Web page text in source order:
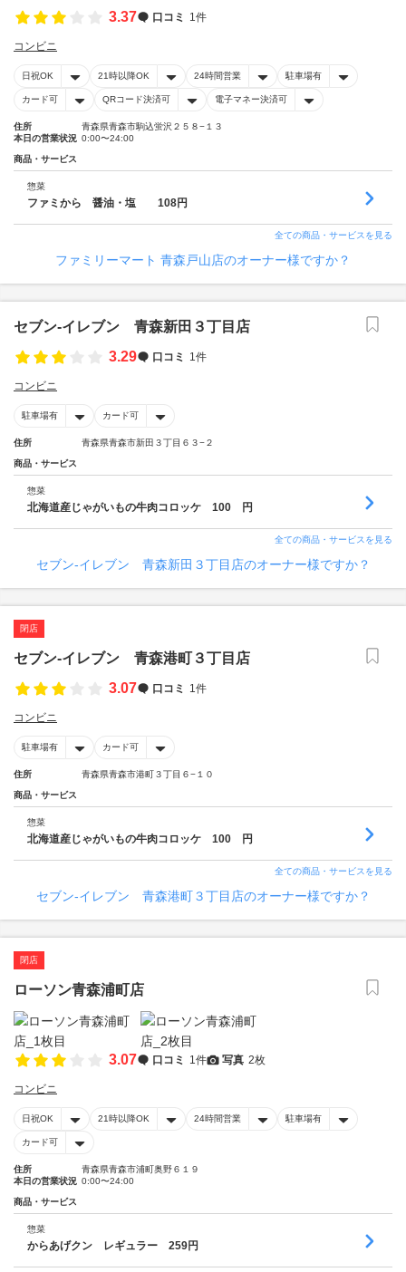
3.37 口コミ 1件
コンビニ
日祝OK 21時以降OK 24時間営業 駐車場有
カード可 QRコード決済可 電子マネー決済可
住所
青森県青森市駒込蛍沢２５８−１３
本日の営業状況 0:00〜24:00
商品・サービス
惣菜
ファミから 醤油・塩 108円
全ての商品・サービスを見る
ファミリーマート 青森戸山店のオーナー様ですか？
セブン‐イレブン 青森新田３丁目店
3.29
口コミ 1件
コンビニ
駐車場有 カード可
住所 青森県青森市新田３丁目６３−２
商品・サービス
惣菜
北海道産じゃがいもの牛肉コロッケ 100 円
全ての商品・サービスを見る
セブン‐イレブン 青森新田３丁目店のオーナー様ですか？
閉店
セブン‐イレブン 青森港町３丁目店
3.07
口コミ 1件
コンビニ
駐車場有 カード可
住所 青森県青森市港町３丁目６−１０
商品・サービス
惣菜
北海道産じゃがいもの牛肉コロッケ 100 円
全ての商品・サービスを見る
セブン‐イレブン 青森港町３丁目店のオーナー様ですか？
閉店
ローソン青森浦町店
3.07 口コミ 1件 写真 2枚
コンビニ
日祝OK 21時以降OK 24時間営業 駐車場有
カード可
住所
青森県青森市浦町奥野６１９
本日の営業状況 0:00〜24:00
商品・サービス
惣菜
からあげクン レギュラー 259円